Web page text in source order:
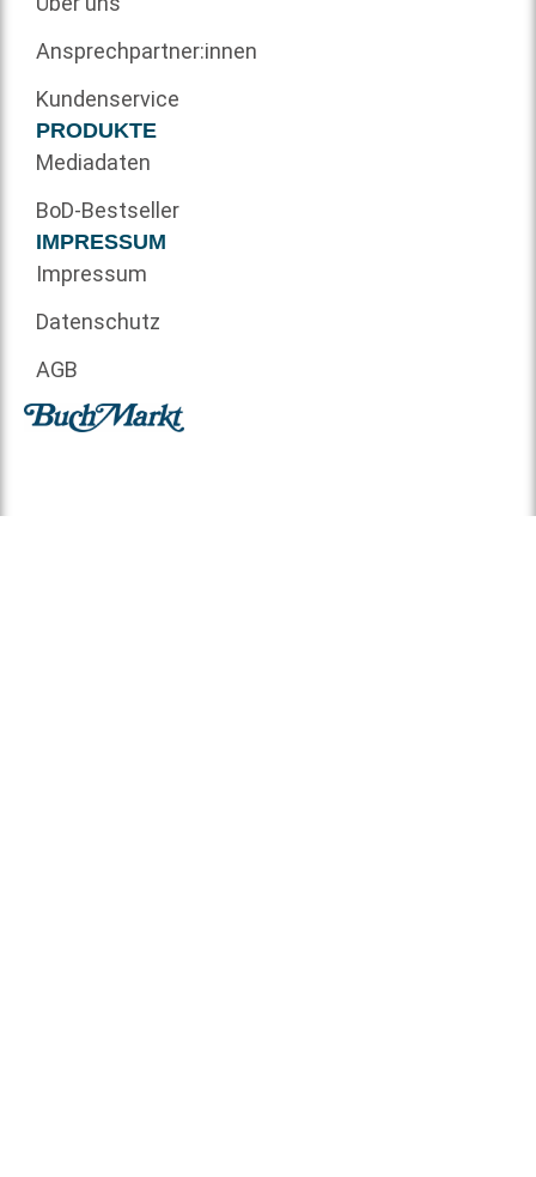
Ansprechpartner:innen
Kundenservice
PRODUKTE
Mediadaten
BoD-Bestseller
IMPRESSUM
Impressum
Datenschutz
AGB